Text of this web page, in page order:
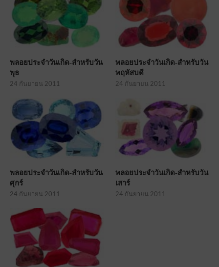
พลอยประจำวันเกิด-สำหรับวัน
พุธ
24 กันยายน 2011
พลอยประจำวันเกิด-สำหรับวัน
พฤหัสบดี
24 กันยายน 2011
พลอยประจำวันเกิด-สำหรับวัน
ศุกร์
24 กันยายน 2011
พลอยประจำวันเกิด-สำหรับวัน
เสาร์
24 กันยายน 2011